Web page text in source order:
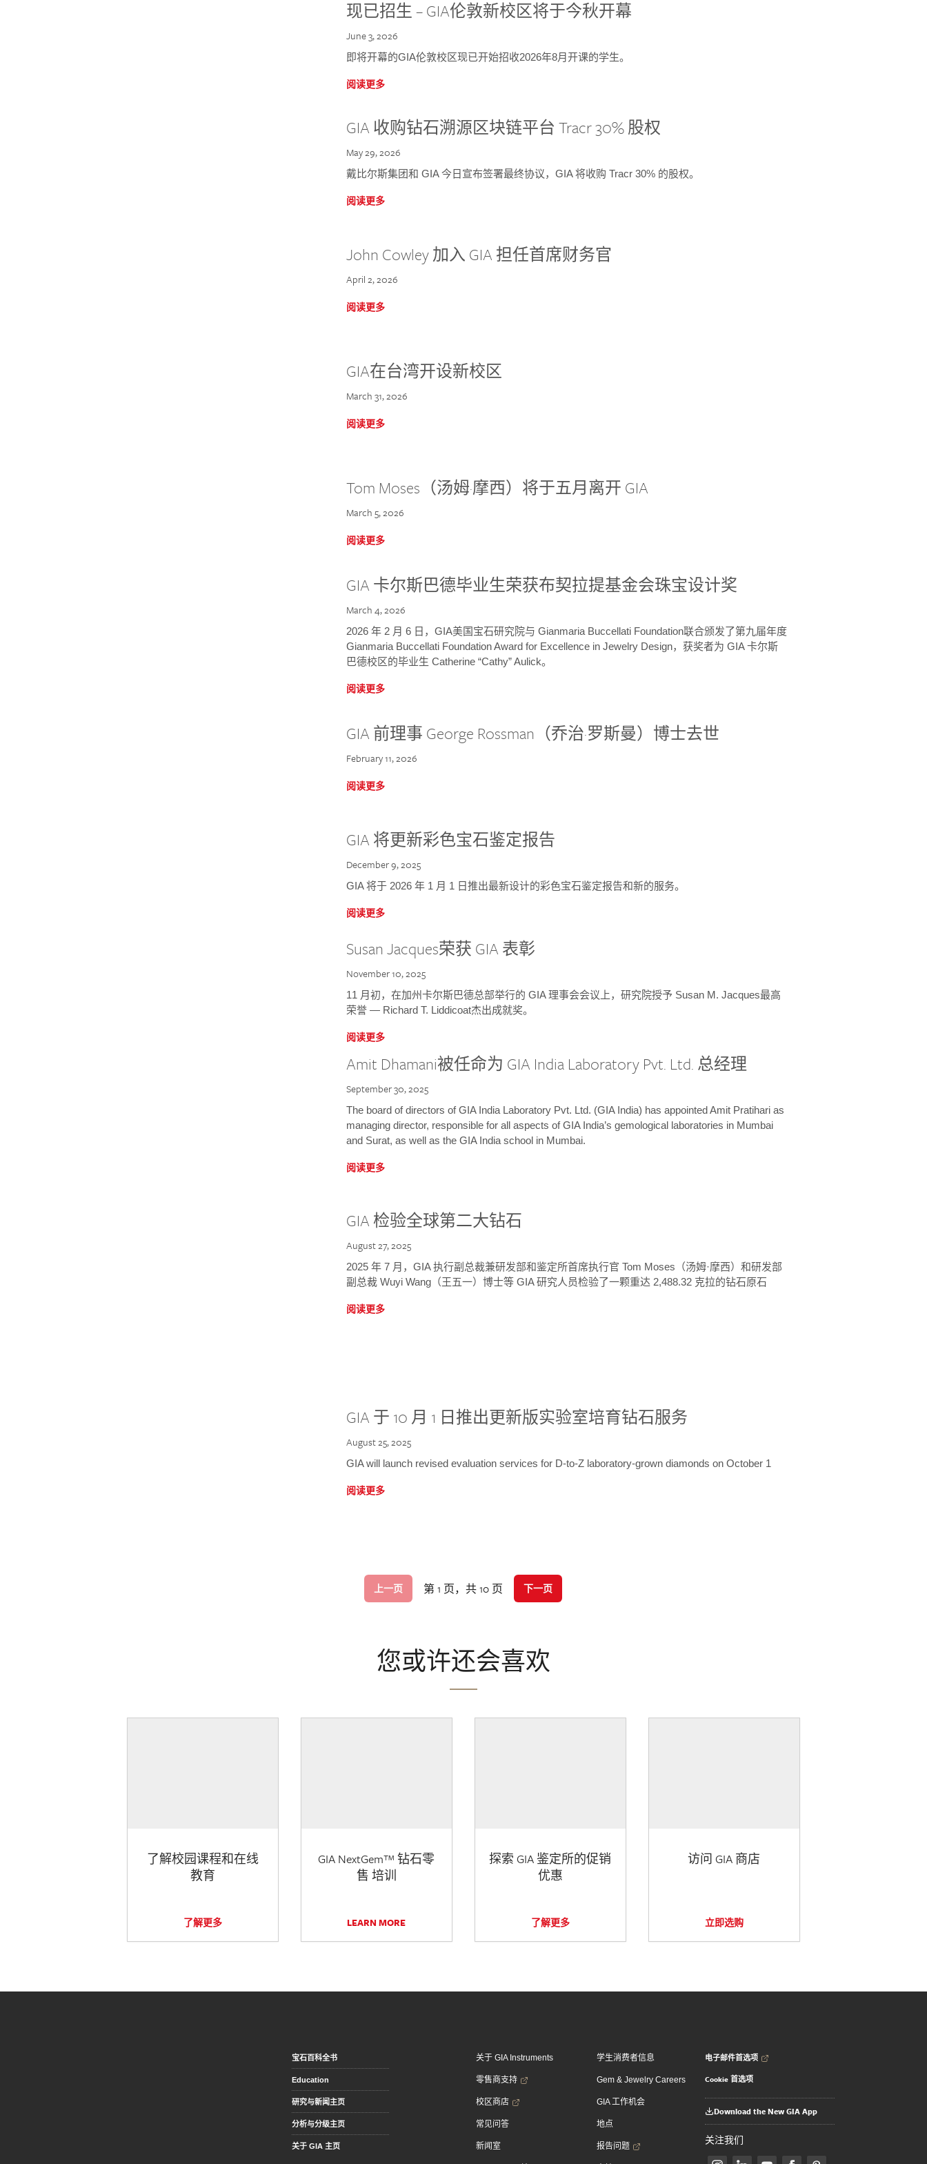
现已招生 – GIA伦敦新校区将于今秋开幕
June 3, 2026
即将开幕的GIA伦敦校区现已开始招收2026年8月开课的学生。
阅读更多
GIA 收购钻石溯源区块链平台 Tracr 30% 股权
May 29, 2026
戴比尔斯集团和 GIA 今日宣布签署最终协议，GIA 将收购 Tracr 30% 的股权。
阅读更多
John Cowley 加入 GIA 担任首席财务官
April 2, 2026
阅读更多
GIA在台湾开设新校区
March 31, 2026
阅读更多
Tom Moses（汤姆·摩西）将于五月离开 GIA
March 5, 2026
阅读更多
GIA 卡尔斯巴德毕业生荣获布契拉提基金会珠宝设计奖
March 4, 2026
2026 年 2 月 6 日，GIA美国宝石研究院与 Gianmaria Buccellati Foundation联合颁发了第九届年度
Gianmaria Buccellati Foundation Award for Excellence in Jewelry Design，获奖者为 GIA 卡尔斯
巴德校区的毕业生 Catherine “Cathy” Aulick。
阅读更多
GIA 前理事 George Rossman（乔治·罗斯曼）博士去世
February 11, 2026
阅读更多
GIA 将更新彩色宝石鉴定报告
December 9, 2025
GIA 将于 2026 年 1 月 1 日推出最新设计的彩色宝石鉴定报告和新的服务。
阅读更多
Susan Jacques荣获 GIA 表彰
November 10, 2025
11 月初，在加州卡尔斯巴德总部举行的 GIA 理事会会议上，研究院授予 Susan M. Jacques最高
荣誉 — Richard T. Liddicoat杰出成就奖。
阅读更多
Amit Dhamani被任命为 GIA India Laboratory Pvt. Ltd. 总经理
September 30, 2025
The board of directors of GIA India Laboratory Pvt. Ltd. (GIA India) has appointed Amit Pratihari as
managing director, responsible for all aspects of GIA India’s gemological laboratories in Mumbai
and Surat, as well as the GIA India school in Mumbai.
阅读更多
GIA 检验全球第二大钻石
August 27, 2025
2025 年 7 月，GIA 执行副总裁兼研发部和鉴定所首席执行官 Tom Moses（汤姆·摩西）和研发部
副总裁 Wuyi Wang（王五一）博士等 GIA 研究人员检验了一颗重达 2,488.32 克拉的钻石原石
阅读更多
GIA 于 10 月 1 日推出更新版实验室培育钻石服务
August 25, 2025
GIA will launch revised evaluation services for D-to-Z laboratory-grown diamonds on October 1
阅读更多
上一页 第 1 页，共 10 页 下一页
您或许还会喜欢
了解校园课程和在线
教育
了解更多
GIA NextGem™ 钻石零
售 培训
LEARN MORE
探索 GIA 鉴定所的促销
优惠
了解更多
访问 GIA 商店
立即选购
宝石百科全书
Education
研究与新闻主页
分析与分级主页
关于 GIA 主页
关于 GIA Instruments
零售商支持
校区商店
常见问答
新闻室
学生消费者信息
Gem & Jewelry Careers
GIA 工作机会
地点
报告问题
电子邮件首选项
Cookie 首选项
Download the New GIA App
关注我们